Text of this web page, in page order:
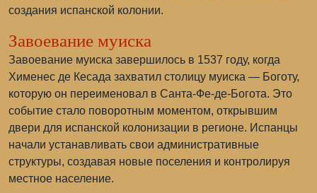
создания испанской колонии.
Завоевание муиска
Завоевание муиска завершилось в 1537 году, когда
Хименес де Кесада захватил столицу муиска — Боготу,
которую он переименовал в Санта-Фе-де-Богота. Это
событие стало поворотным моментом, открывшим
двери для испанской колонизации в регионе. Испанцы
начали устанавливать свои административные
структуры, создавая новые поселения и контролируя
местное население.